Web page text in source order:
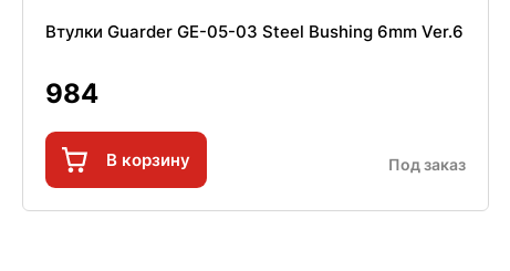
Втулки Guarder GE-05-03 Steel Bushing 6mm Ver.6
984
В корзину Под заказ